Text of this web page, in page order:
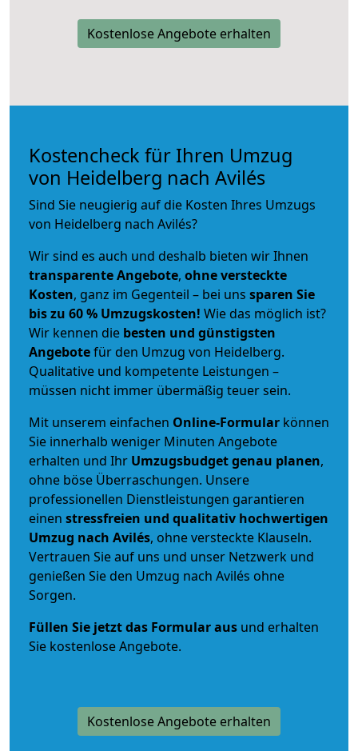
Kostenlose Angebote erhalten
Kostencheck für Ihren Umzug
von Heidelberg nach Avilés
Sind Sie neugierig auf die Kosten Ihres Umzugs
von Heidelberg nach Avilés?
Wir sind es auch und deshalb bieten wir Ihnen
transparente Angebote, ohne versteckte
Kosten, ganz im Gegenteil – bei uns sparen Sie
bis zu 60 % Umzugskosten! Wie das möglich ist?
Wir kennen die besten und günstigsten
Angebotefür den Umzug von Heidelberg.
Qualitative und kompetente Leistungen –
müssen nicht immer übermäßig teuer sein.
Mit unserem einfachen Online-Formular können
Sie innerhalb weniger Minuten Angebote
erhalten und Ihr Umzugsbudgetgenau planen,
ohne böse Überraschungen. Unsere
professionellen Dienstleistungen garantieren
einen stressfreien und qualitativ hochwertigen
Umzug nach Avilés, ohne versteckte Klauseln.
Vertrauen Sie auf uns und unser Netzwerk und
genießen Sie den Umzug nach Avilés ohne
Sorgen.
Füllen Sie jetzt das Formular aus und erhalten
Sie kostenlose Angebote.
Kostenlose Angebote erhalten